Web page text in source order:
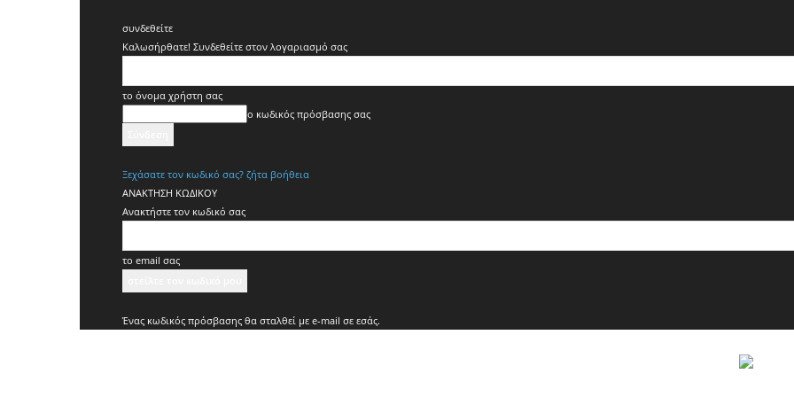
συνδεθείτε
Καλωσήρθατε! Συνδεθείτε στον λογαριασμό σας
το όνομα χρήστη σας
ο κωδικός πρόσβασης σας
Ξεχάσατε τον κωδικό σας? ζήτα βοήθεια
ΑΝΑΚΤΗΣΗ ΚΩΔΙΚΟΥ
Ανακτήστε τον κωδικό σας
το email σας
Ένας κωδικός πρόσβασης θα σταλθεί με e-mail σε εσάς.